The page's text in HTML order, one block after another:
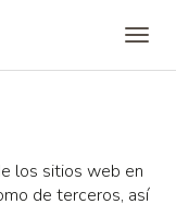
los sitios web en
de terceros, así